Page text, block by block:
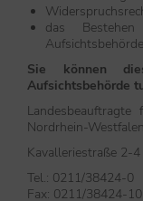
das
Sie können
Aufsichtsbehörde
Nordrhein-Westfalen
Kavalleriestraße 2-
Tel.: 0211/38424-0
Fax: 0211/38424-10